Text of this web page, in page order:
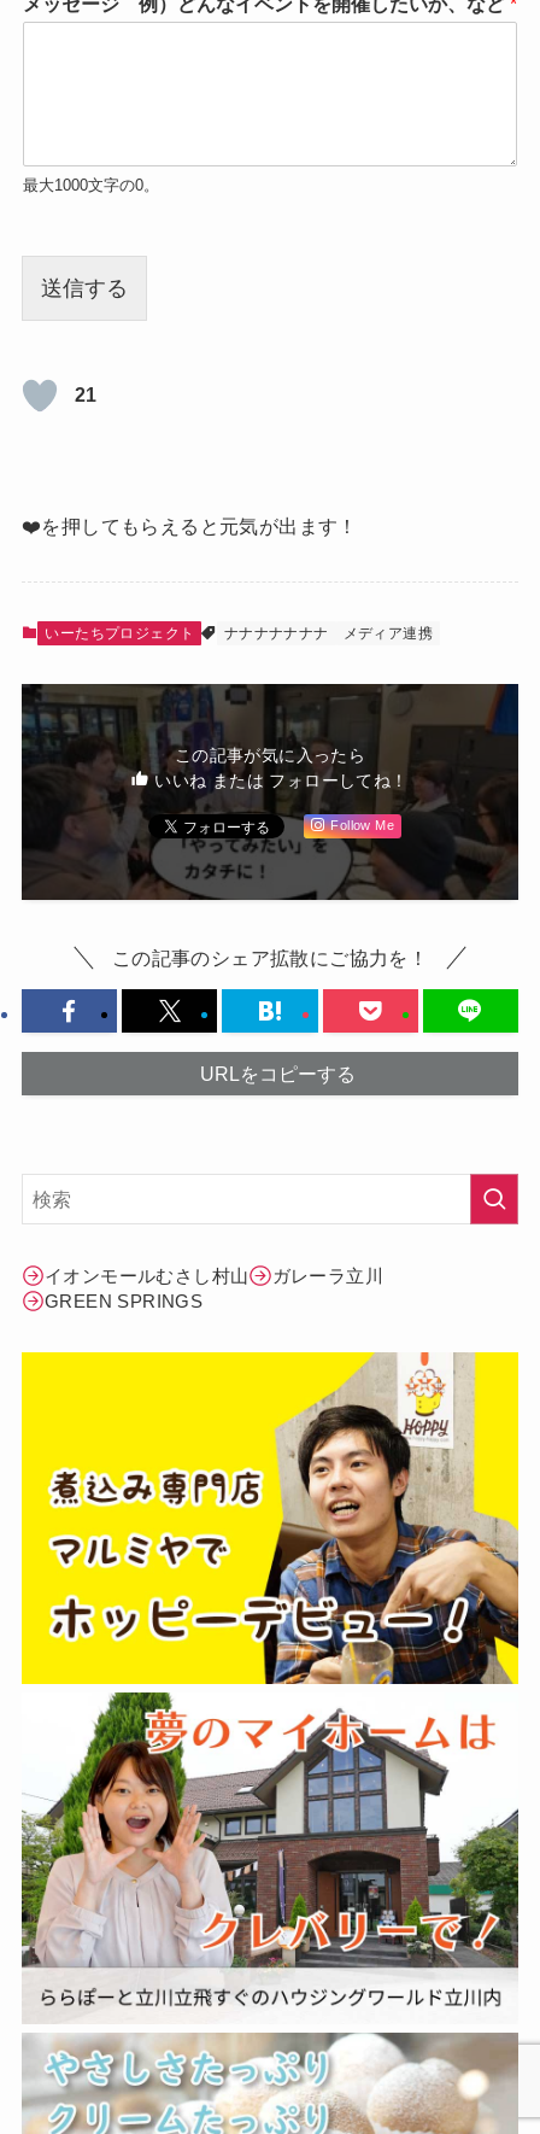
最大1000文字の0。
送信する
21
❤️を押してもらえると元気が出ます！
いーたちプロジェクト ナナナナナナナ メディア連携
この記事が気に入ったら
いいね または フォローしてね！
Follow Me
この記事のシェア拡散にご協力を！
URLをコピーする
イオンモールむさし村山
ガレーラ立川
GREEN SPRINGS